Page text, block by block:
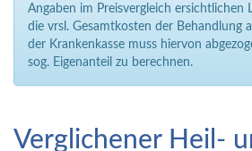
Angaben im Preisvergleich ersichtlichen
die vrsl. Gesamtkosten der Behandlung
der Krankenkasse muss hiervon
sog. Eigenanteil zu berechnen.
Verglichener Heil-